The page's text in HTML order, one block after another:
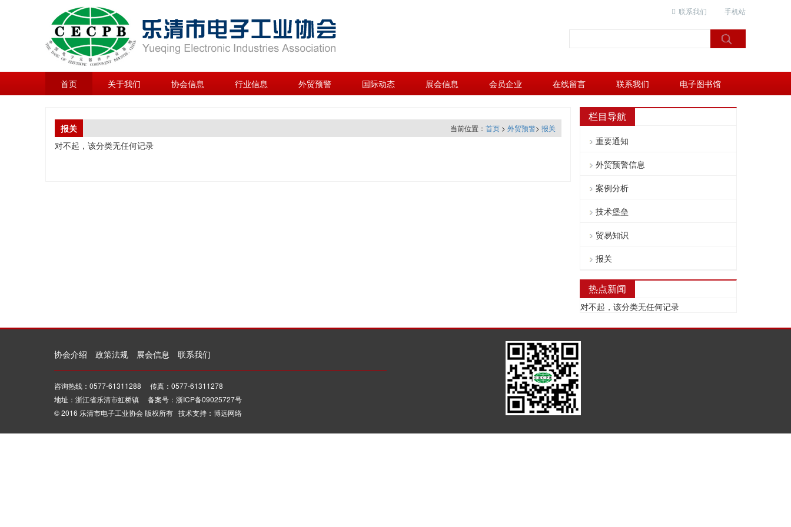
手机站
联系我们
首页 关于我们 协会信息 行业信息 外贸预警 国际动态 展会信息 会员企业 在线留言 联系我们 电子图书馆
报关 当前位置： 首页> 外贸预警> 报关
对不起，该分类无任何记录
栏目导航
重要通知
外贸预警信息
案例分析
技术堡垒
贸易知识
报关
热点新闻
对不起，该分类无任何记录
协会介绍 政策法规 展会信息 联系我们
咨询热线：0577-61311288 传真：0577-61311278
地址：浙江省乐清市虹桥镇 备案号：浙ICP备09025727号
© 2016 乐清市电子工业协会 版权所有 技术支持：博远网络